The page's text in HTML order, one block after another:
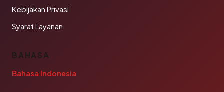
Kebijakan Privasi
Syarat Layanan
BAHASA
Bahasa Indonesia